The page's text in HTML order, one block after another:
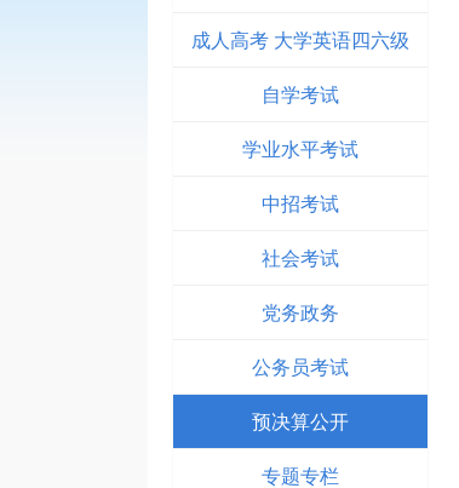
成人高考 大学英语四六级
自学考试
学业水平考试
中招考试
社会考试
党务政务
公务员考试
预决算公开
专题专栏